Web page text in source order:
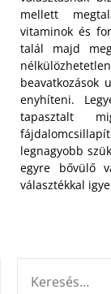
mellett
vitaminok és
talál majd
beavatkozások
enyhíteni.
tapasztalt
legnagyobb
egyre bővülő
választékkal